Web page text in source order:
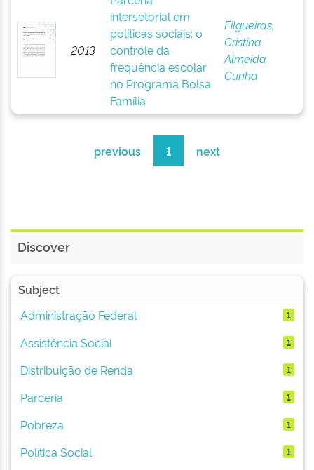
2013
intersetorial em
políticas sociais: o
controle da
frequência escolar
no Programa Bolsa
Família
Filgueiras,
Cristina
Almeida
Cunha
previous 1 next
Discover
Subject
Administração Federal
1
Assistência Social 1
Distribuição de Renda 1
Parceria 1
Pobreza 1
Política Social 1